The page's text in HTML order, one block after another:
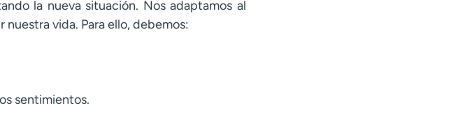
la nueva situación. Nos adaptamos al
vida. Para ello, debemos:
sentimientos.